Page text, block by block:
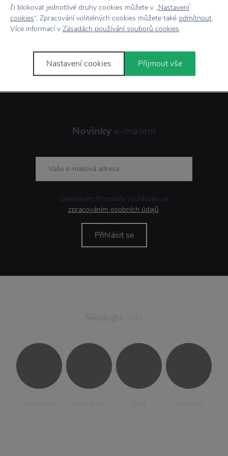
Vrácení zbožído 30 dnů
7500+ produktůna výběr
Showroomve Zlíně
Novinky e-mailem
Odesláním formuláře souhlasím se
zpracováním osobních údajů.
Přihlásit se
či blokovat jednotlivé druhy cookies můžete v „Nastavení
cookies“. Zpracování volitelných cookies můžete také odmítnout.
Více informací v Zásadách používání souborů cookies.
Nastavení cookies Přijmout vše